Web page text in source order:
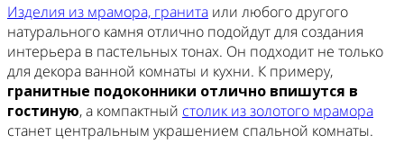
Изделия из мрамора, гранита или любого другого
натурального камня отлично подойдут для создания
интерьера в пастельных тонах. Он подходит не только
для декора ванной комнаты и кухни. К примеру,
гранитные подоконники отлично впишутся в
гостиную, а компактный столик из золотого мрамора
станет центральным украшением спальной комнаты.